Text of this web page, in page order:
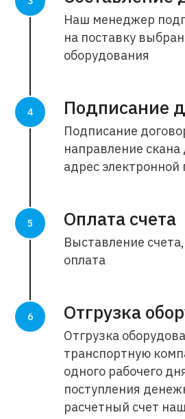
Наш менеджер
на поставку
оборудования
Подписание
Подписание
направление
адрес электронной
Оплата счета
Выставление
оплата
Отгрузка
Отгрузка
транспортную
одного рабочего
поступления
расчетный счет